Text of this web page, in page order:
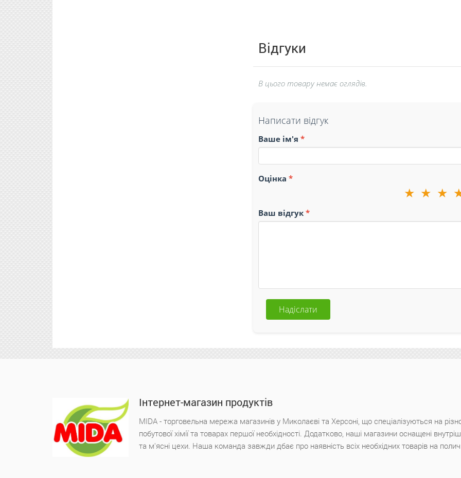
Відгуки
В цього товару немає оглядів.
Написати відгук
Ваше ім'я
Оцінка
★
★
★
Ваш відгук
Надіслати
Інтернет-магазин продуктів
MIDA - торговельна мережа магазинів у Миколаєві та Херсоні, що спеціалізуються на
побутової хімії та товарах першої необхідності. Додатково, наші магазини оснащені
та м'ясні цехи. Наша команда завжди дбає про наявність всіх необхідних товарів на